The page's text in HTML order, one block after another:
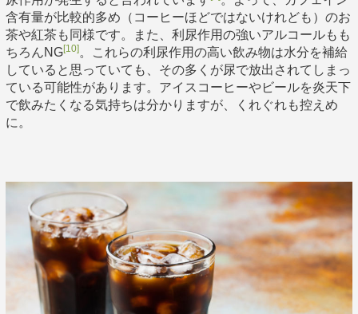
含有量が比較的多め（コーヒーほどではないけれども）のお
茶や紅茶も同様です。また、利尿作用の強いアルコールもも
ちろんNG[10]。これらの利尿作用の高い飲み物は水分を補給
していると思っていても、その多くが尿で放出されてしまっ
ている可能性があります。アイスコーヒーやビールを炎天下
で飲みたくなる気持ちは分かりますが、くれぐれも控えめ
に。